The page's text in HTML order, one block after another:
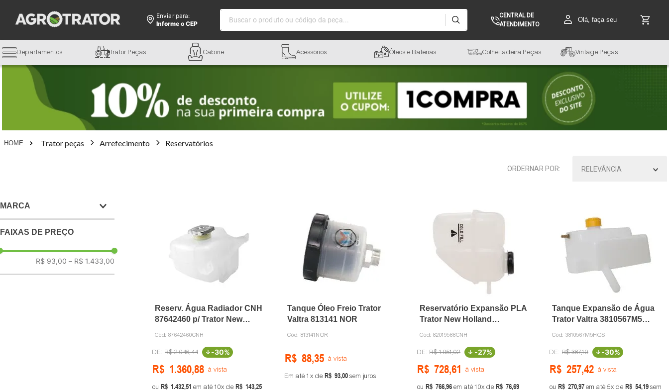
Enviar para:
Informe o CEP
Buscar o produto ou código da peça...
CENTRAL DE
ATENDIMENTO
Olá, faça seu
Departamentos Trator Peças Cabine Acessórios Óleos e Baterias Colheitadeira Peças Vintage Peças
Trator peças Arrefecimento Reservatórios
RELEVÂNCIA
MARCA
CNH
FAIXAS DE PREÇO
R$ 93,00 – R$ 1.433,00
Reserv. Água Radiador CNH
87642460 p/ Trator New
Cód: 87642460CNH
R$2.046,44 -30%
R$ 1.360,88 à vista
ou R$ 1.432,51 em até10 de R$ 143,25
Tanque Óleo Freio Trator
Valtra 813141 NOR
Cód: 813141NOR
R$ 88,35 à vista
Em até1 de R$ 93,00sem juros
Reservatório Expansão PLA
Trator New Holland
Cód: 82019588CNH
R$1.051,02 -27%
R$ 728,61 à vista
ou R$ 766,96em até10 de R$ 76,69
Tanque Expansão de Água
Trator Valtra 3810567M5
Cód: 3810567M5HGS
R$387,10 -30%
R$ 257,42 à vista
ou R$ 270,97em até 5 de R$ 54,19sem